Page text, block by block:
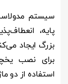
پایه،
بزرگ ایجاد